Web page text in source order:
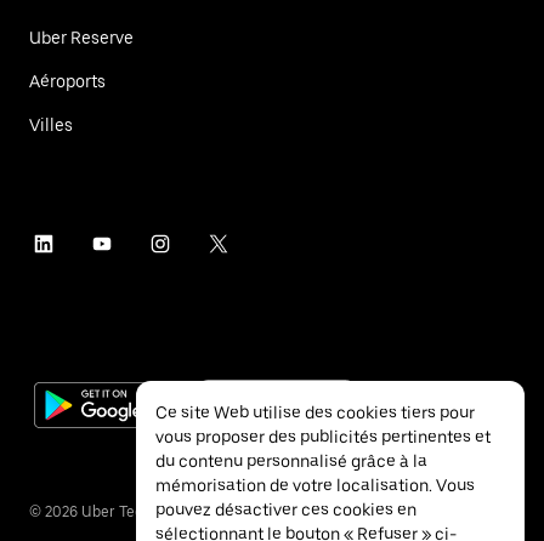
Uber Reserve
Aéroports
Villes
© 2026 Uber Technologies Inc.
Ce site Web utilise des cookies tiers pour
vous proposer des publicités pertinentes et
du contenu personnalisé grâce à la
mémorisation de votre localisation. Vous
pouvez désactiver ces cookies en
sélectionnant le bouton « Refuser » ci-